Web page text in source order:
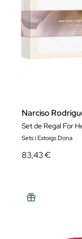
Narciso
Set de Regal For
Sets i Estoigs Dona
83,43 €